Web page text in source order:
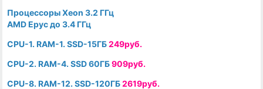
Процессоры Xeon 3.2 ГГц
AMD Epyc до 3.4 ГГц
CPU-1. RAM-1. SSD-15ГБ249руб.
CPU-2. RAM-4. SSD 60ГБ909руб.
CPU-8. RAM-12. SSD-120ГБ2619руб.